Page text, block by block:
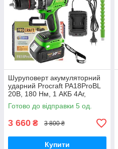
Шуруповерт акумуляторний
ударний Procraft PA18ProBL
20В, 180 Нм, 1 АКБ 4Аг,
зарядний 2А, кейс,
безщітковий дриль-
Готово до відправки 5 од.
3 660 ₴ 3 800 ₴
Купити